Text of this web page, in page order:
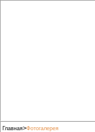
Главная>Фотогалерея